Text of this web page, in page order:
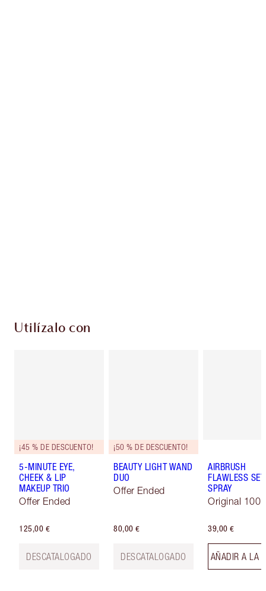
Utilízalo con
¡45 % DE DESCUENTO!
5-MINUTE EYE,
CHEEK & LIP
MAKEUP TRIO
Offer Ended
125,00 €
DESCATALOGADO
¡50 % DE DESCUENTO!
BEAUTY LIGHT WAND
DUO
Offer Ended
80,00 €
DESCATALOGADO
AIRBRUSH
FLAWLESS
SPRAY
Original 100
39,00 €
AÑADIR A LA